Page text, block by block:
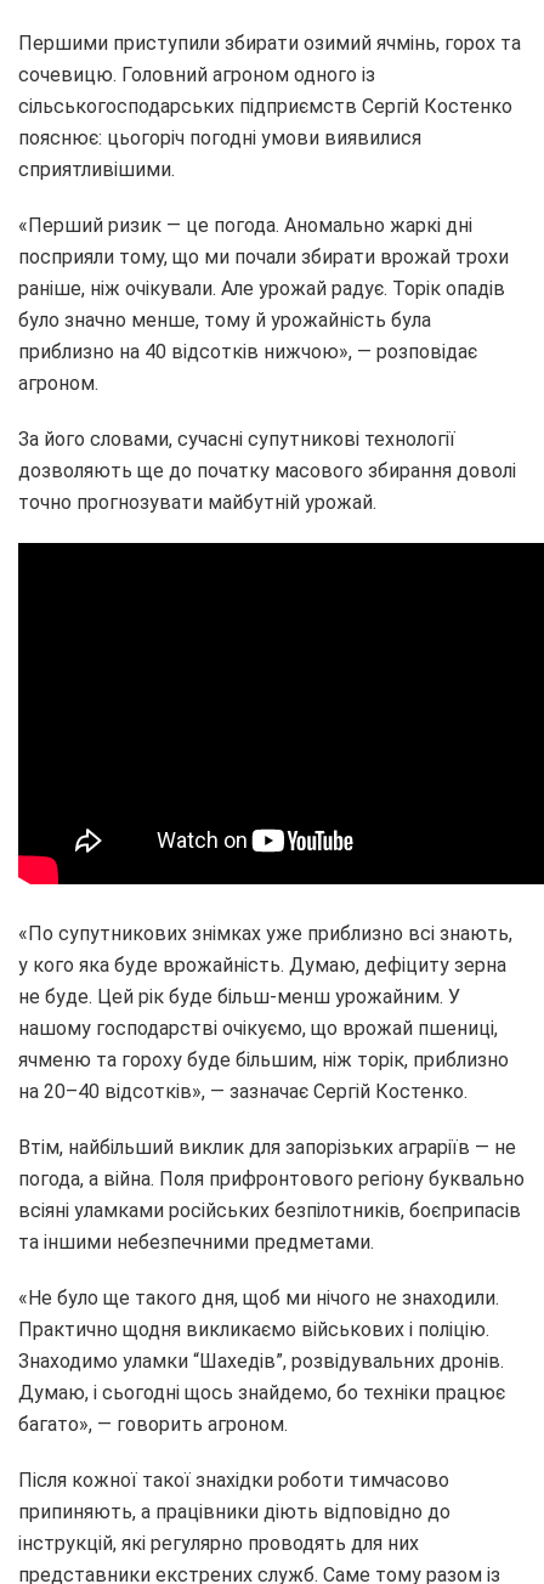
Першими приступили збирати озимий ячмінь, горох та
сочевицю. Головний агроном одного із
сільськогосподарських підприємств Сергій Костенко
пояснює: цьогоріч погодні умови виявилися
сприятливішими.
«Перший ризик — це погода. Аномально жаркі дні
посприяли тому, що ми почали збирати врожай трохи
раніше, ніж очікували. Але урожай радує. Торік опадів
було значно менше, тому й урожайність була
приблизно на 40 відсотків нижчою», — розповідає
агроном.
За його словами, сучасні супутникові технології
дозволяють ще до початку масового збирання доволі
точно прогнозувати майбутній урожай.
«По супутникових знімках уже приблизно всі знають,
у кого яка буде врожайність. Думаю, дефіциту зерна
не буде. Цей рік буде більш-менш урожайним. У
нашому господарстві очікуємо, що врожай пшениці,
ячменю та гороху буде більшим, ніж торік, приблизно
на 20–40 відсотків», — зазначає Сергій Костенко.
Втім, найбільший виклик для запорізьких аграріїв — не
погода, а війна. Поля прифронтового регіону буквально
всіяні уламками російських безпілотників, боєприпасів
та іншими небезпечними предметами.
«Не було ще такого дня, щоб ми нічого не знаходили.
Практично щодня викликаємо військових і поліцію.
Знаходимо уламки “Шахедів”, розвідувальних дронів.
Думаю, і сьогодні щось знайдемо, бо техніки працює
багато», — говорить агроном.
Після кожної такої знахідки роботи тимчасово
припиняють, а працівники діють відповідно до
інструкцій, які регулярно проводять для них
представники екстрених служб. Саме тому разом із